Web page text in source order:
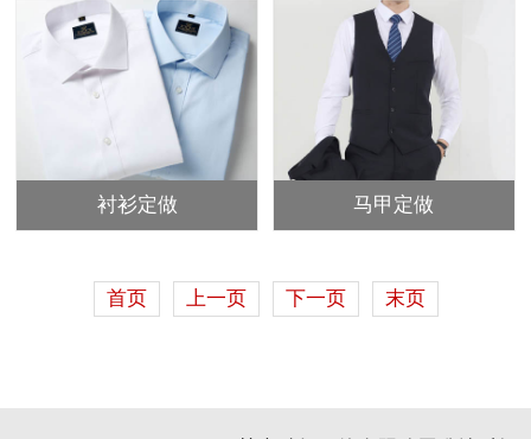
衬衫定做 马甲定做
首页 上一页 下一页 末页